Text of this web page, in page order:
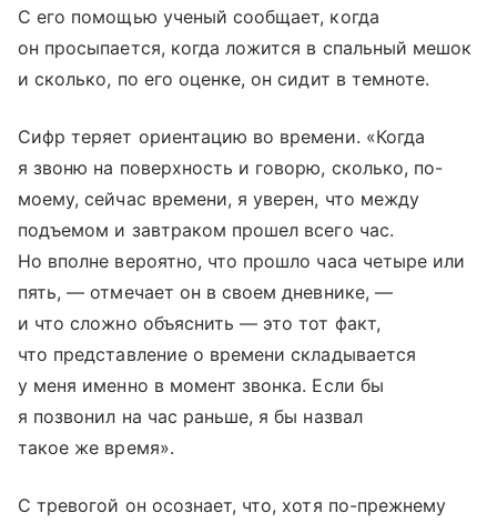
С его помощью ученый сообщает, когда
он просыпается, когда ложится в спальный мешок
и сколько, по его оценке, он сидит в темноте.
Сифр теряет ориентацию во времени. «Когда
я звоню на поверхность и говорю, сколько, по-
моему, сейчас времени, я уверен, что между
подъемом и завтраком прошел всего час.
Но вполне вероятно, что прошло часа четыре или
пять, — отмечает он в своем дневнике, —
и что сложно объяснить — это тот факт,
что представление о времени складывается
у меня именно в момент звонка. Если бы
я позвонил на час раньше, я бы назвал
такое же время».
С тревогой он осознает, что, хотя по-прежнему